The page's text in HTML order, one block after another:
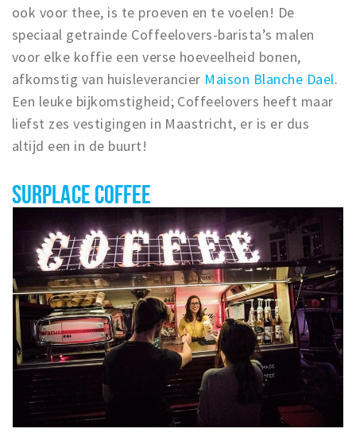
ook voor thee, is te proeven en te voelen! De
speciaal getrainde Coffeelovers-barista’s malen
voor elke koffie een verse hoeveelheid bonen,
afkomstig van huisleverancier Maison Blanche Dael.
Een leuke bijkomstigheid; Coffeelovers heeft maar
liefst zes vestigingen in Maastricht, er is er dus
altijd een in de buurt!
SURPLACE COFFEE